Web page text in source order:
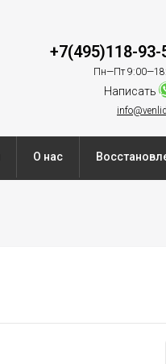
+7(495)118-93-
Пн—Пт
Написать
О нас